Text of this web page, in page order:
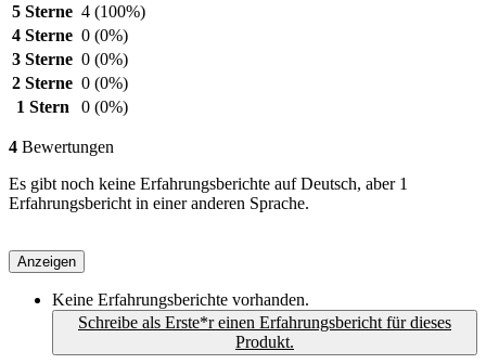
5 Sterne 4 (100%)
4 Sterne 0 (0%)
3 Sterne 0 (0%)
2 Sterne 0 (0%)
1 Stern
0 (0%)
4 Bewertungen
Es gibt noch keine Erfahrungsberichte auf Deutsch, aber 1
Erfahrungsbericht in einer anderen Sprache.
Anzeigen
Keine Erfahrungsberichte vorhanden.
Schreibe als Erste*r einen Erfahrungsbericht für dieses
Produkt.